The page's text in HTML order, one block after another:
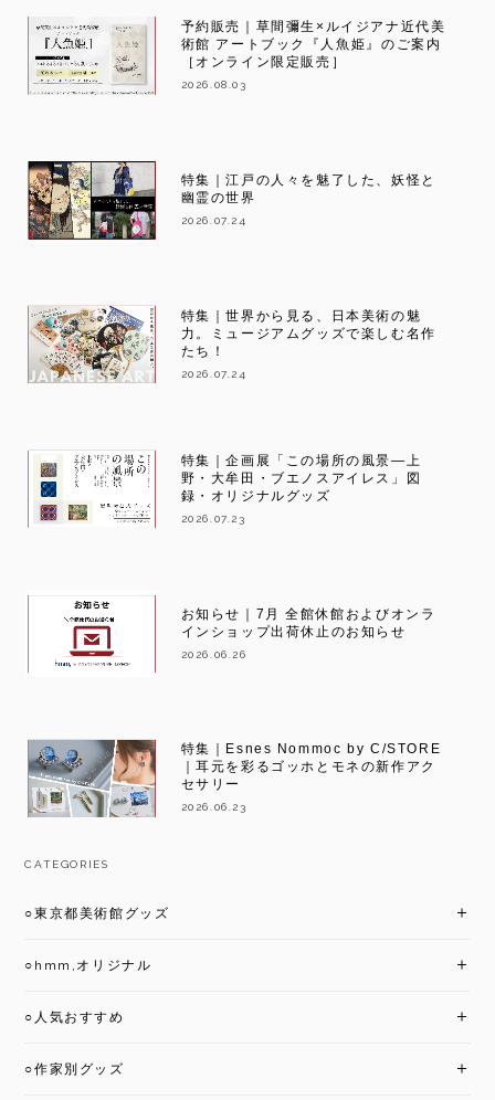
予約販売｜草間彌生×ルイジアナ近代美
術館 アートブック『人魚姫』のご案内
［オンライン限定販売］
2026.08.03
特集｜江戸の人々を魅了した、妖怪と
幽霊の世界
2026.07.24
特集｜世界から見る、日本美術の魅
力。ミュージアムグッズで楽しむ名作
たち！
2026.07.24
特集｜企画展「この場所の風景―上
野・大牟田・ブエノスアイレス」図
録・オリジナルグッズ
2026.07.23
お知らせ｜7月 全館休館およびオンラ
インショップ出荷休止のお知らせ
2026.06.26
特集｜Esnes Nommoc by C/STORE
｜耳元を彩るゴッホとモネの新作アク
セサリー
2026.06.23
CATEGORIES
○東京都美術館グッズ
○hmm,オリジナル
○人気おすすめ
○作家別グッズ